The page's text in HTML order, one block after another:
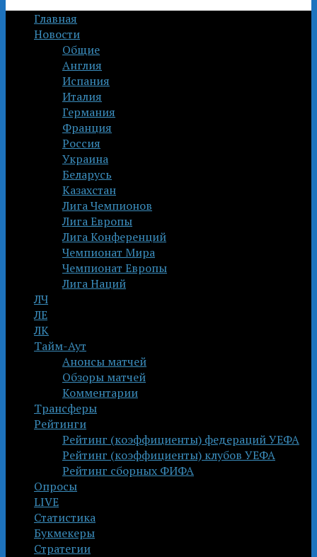
Главная
Новости
Общие
Англия
Испания
Италия
Германия
Франция
Россия
Украина
Беларусь
Казахстан
Лига Чемпионов
Лига Европы
Лига Конференций
Чемпионат Мира
Чемпионат Европы
Лига Наций
ЛЧ
ЛЕ
ЛК
Тайм-Аут
Анонсы матчей
Обзоры матчей
Комментарии
Трансферы
Рейтинги
Рейтинг (коэффициенты) федераций УЕФА
Рейтинг (коэффициенты) клубов УЕФА
Рейтинг сборных ФИФА
Опросы
LIVE
Статистика
Букмекеры
Стратегии